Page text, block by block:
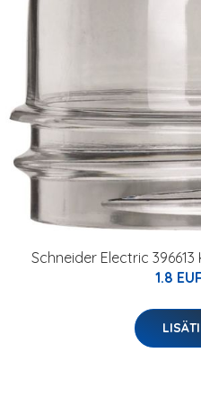
Schneider Electric
1.8